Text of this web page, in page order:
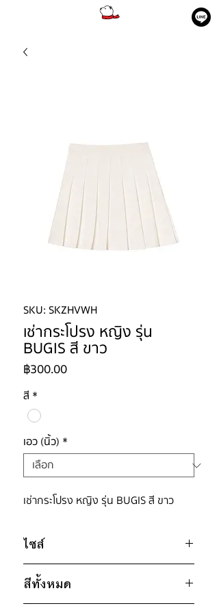
SKU: SKZHVWH
เช่ากระโปรง หญิง รุ่น
BUGIS สี ขาว
฿300.00ราคา
สี *
เอว (นิ้ว) *
เช่ากระโปรง หญิง รุ่น BUGIS สี ขาว
ไซส์
ไซส์ : M
เอว 26" / สะโพก 34" / ยาว 16"
สีทั้งหมด